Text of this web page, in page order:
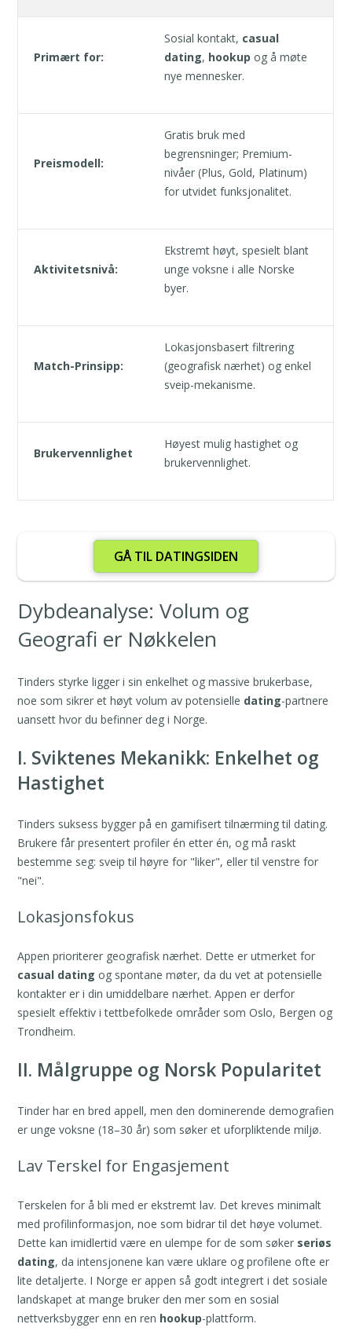
Primært for:
Sosial kontakt, casual
dating, hookup og å møte
nye mennesker.
Preismodell:
Gratis bruk med
begrensninger; Premium-
nivåer (Plus, Gold, Platinum)
for utvidet funksjonalitet.
Aktivitetsnivå:
Ekstremt høyt, spesielt blant
unge voksne i alle Norske
byer.
Match-Prinsipp:
Lokasjonsbasert filtrering
(geografisk nærhet) og enkel
sveip-mekanisme.
Brukervennlighet
Høyest mulig hastighet og
brukervennlighet.
GÅ TIL DATINGSIDEN
Dybdeanalyse: Volum og
Geografi er Nøkkelen
Tinders styrke ligger i sin enkelhet og massive brukerbase,
noe som sikrer et høyt volum av potensielle dating-partnere
uansett hvor du befinner deg i Norge.
I. Sviktenes Mekanikk: Enkelhet og
Hastighet
Tinders suksess bygger på en gamifisert tilnærming til dating.
Brukere får presentert profiler én etter én, og må raskt
bestemme seg: sveip til høyre for "liker", eller til venstre for
"nei".
Lokasjonsfokus
Appen prioriterer geografisk nærhet. Dette er utmerket for
casual dating og spontane møter, da du vet at potensielle
kontakter er i din umiddelbare nærhet. Appen er derfor
spesielt effektiv i tettbefolkede områder som Oslo, Bergen og
Trondheim.
II. Målgruppe og Norsk Popularitet
Tinder har en bred appell, men den dominerende demografien
er unge voksne (18–30 år) som søker et uforpliktende miljø.
Lav Terskel for Engasjement
Terskelen for å bli med er ekstremt lav. Det kreves minimalt
med profilinformasjon, noe som bidrar til det høye volumet.
Dette kan imidlertid være en ulempe for de som søker seriøs
dating, da intensjonene kan være uklare og profilene ofte er
lite detaljerte. I Norge er appen så godt integrert i det sosiale
landskapet at mange bruker den mer som en sosial
nettverksbygger enn en ren hookup-plattform.